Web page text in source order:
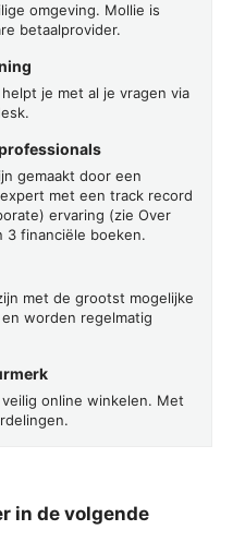
omgeving. Mollie is
betaalprovider.
je met al je vragen via
gemaakt door een
met een track record
ervaring (zie Over
3 financiële boeken.
met de grootst mogelijke
worden regelmatig
online winkelen. Met
in de volgende